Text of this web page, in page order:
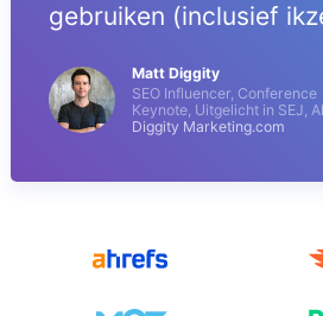
gebruiken (inclusief
Matt Diggity
SEO Influencer, Conference
Keynote, Uitgelicht in SEJ,
Diggity Marketing.com